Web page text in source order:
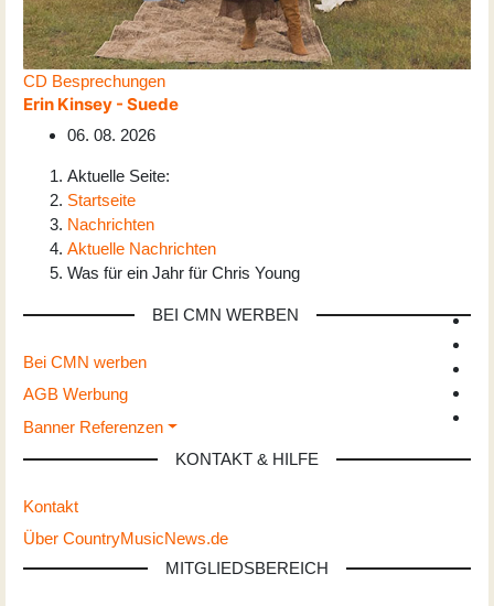
CD Besprechungen
Erin Kinsey - Suede
06. 08. 2026
Aktuelle Seite:
Startseite
Nachrichten
Aktuelle Nachrichten
Was für ein Jahr für Chris Young
BEI CMN WERBEN
Bei CMN werben
AGB Werbung
Banner Referenzen
KONTAKT & HILFE
Kontakt
Über CountryMusicNews.de
MITGLIEDSBEREICH